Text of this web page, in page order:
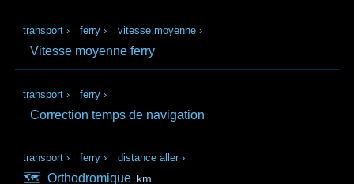
transport › ferry › vitesse moyenne ›
Vitesse moyenne ferry
transport › ferry ›
Correction temps de navigation
transport › ferry › distance aller ›
🗺️ Orthodromique km